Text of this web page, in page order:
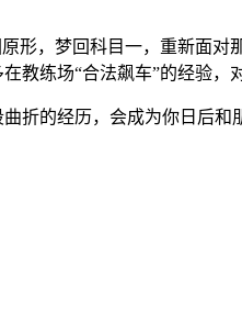
形，梦回科目一，重新面对
教练场“合法飙车”的经验，
折的经历，会成为你日后和